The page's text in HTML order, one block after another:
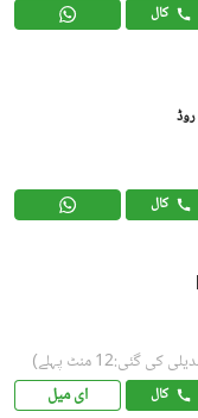
کال
کال
کی گئی:12 منٹ پہلے)
کال ای میل